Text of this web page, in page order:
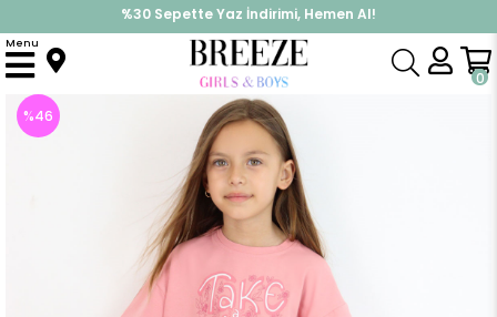
%30 Sepette Yaz İndirimi, Hemen Al!
İndirimlere ek %10 İndirimi Kap, Hemen Üye Ol!
0
Menu
Anasayfa Takımlar Kapri & Şort Takım
%46